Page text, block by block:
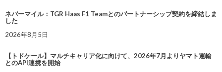
ネバーマイル：TGR Haas F1 Teamとのパートナーシップ契約を締結しま
した
2026年8月5日
【トドケール】マルチキャリア化に向けて、2026年7月よりヤマト運輸
とのAPI連携を開始